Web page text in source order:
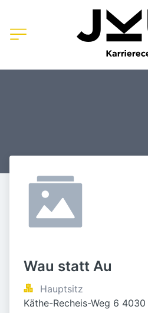
Wau statt Au
Hauptsitz
Käthe-Recheis-Weg 6